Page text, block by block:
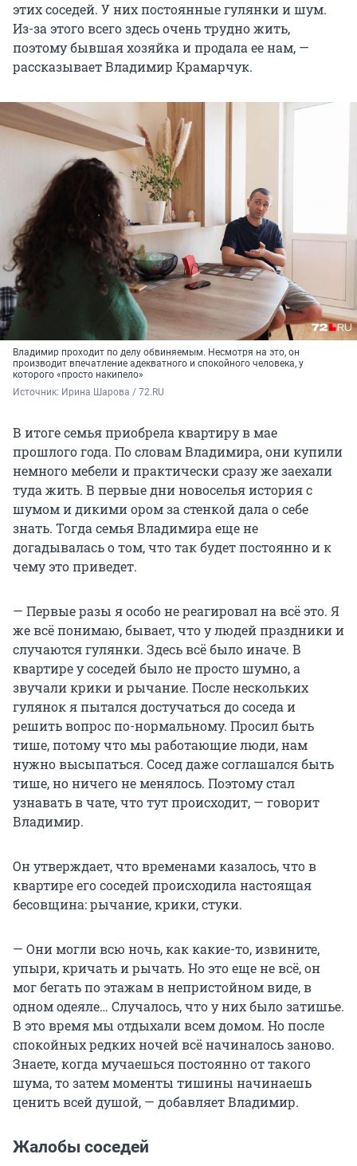
этих соседей. У них постоянные гулянки и шум.
Из-за этого всего здесь очень трудно жить,
поэтому бывшая хозяйка и продала ее нам, —
рассказывает Владимир Крамарчук.
Владимир проходит по делу обвиняемым. Несмотря на это, он
производит впечатление адекватного и спокойного человека, у
которого «просто накипело»
Источник: Ирина Шарова / 72.RU
В итоге семья приобрела квартиру в мае
прошлого года. По словам Владимира, они купили
немного мебели и практически сразу же заехали
туда жить. В первые дни новоселья история с
шумом и дикими ором за стенкой дала о себе
знать. Тогда семья Владимира еще не
догадывалась о том, что так будет постоянно и к
чему это приведет.
— Первые разы я особо не реагировал на всё это. Я
же всё понимаю, бывает, что у людей праздники и
случаются гулянки. Здесь всё было иначе. В
квартире у соседей было не просто шумно, а
звучали крики и рычание. После нескольких
гулянок я пытался достучаться до соседа и
решить вопрос по-нормальному. Просил быть
тише, потому что мы работающие люди, нам
нужно высыпаться. Сосед даже соглашался быть
тише, но ничего не менялось. Поэтому стал
узнавать в чате, что тут происходит, — говорит
Владимир.
Он утверждает, что временами казалось, что в
квартире его соседей происходила настоящая
бесовщина: рычание, крики, стуки.
— Они могли всю ночь, как какие-то, извините,
упыри, кричать и рычать. Но это еще не всё, он
мог бегать по этажам в непристойном виде, в
одном одеяле… Случалось, что у них было затишье.
В это время мы отдыхали всем домом. Но после
спокойных редких ночей всё начиналось заново.
Знаете, когда мучаешься постоянно от такого
шума, то затем моменты тишины начинаешь
ценить всей душой, — добавляет Владимир.
Жалобы соседей